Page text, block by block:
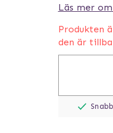
Läs mer
Produkten
den är